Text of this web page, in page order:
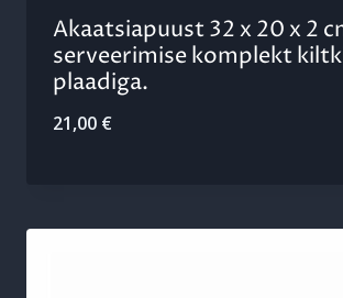
Akaatsiapuust 32 x 20 x 2
serveerimise komplekt
plaadiga.
21,00 €